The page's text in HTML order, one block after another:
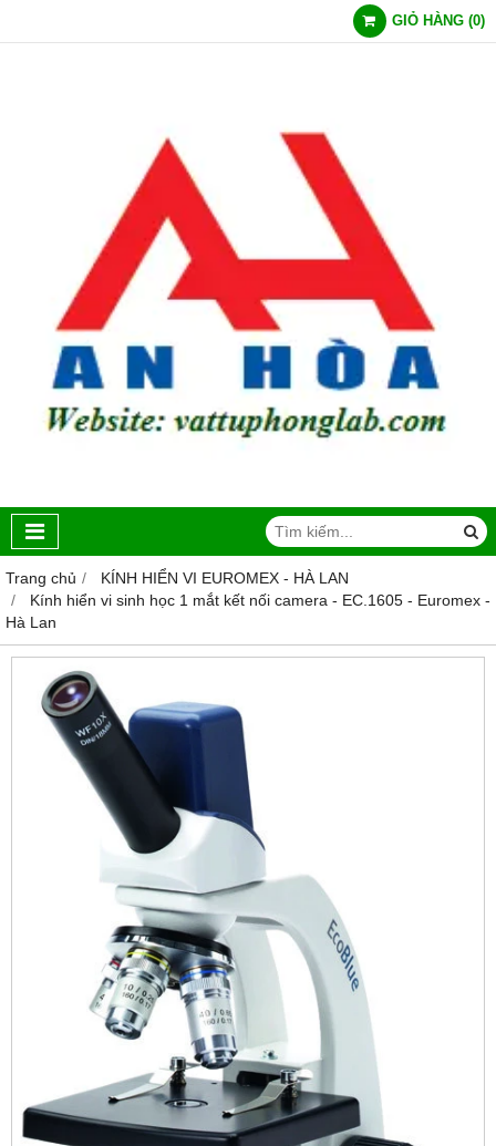
GIỎ HÀNG (0)
Trang chủ
KÍNH HIỂN VI EUROMEX - HÀ LAN
Kính hiển vi sinh học 1 mắt kết nối camera - EC.1605 - Euromex -
Hà Lan